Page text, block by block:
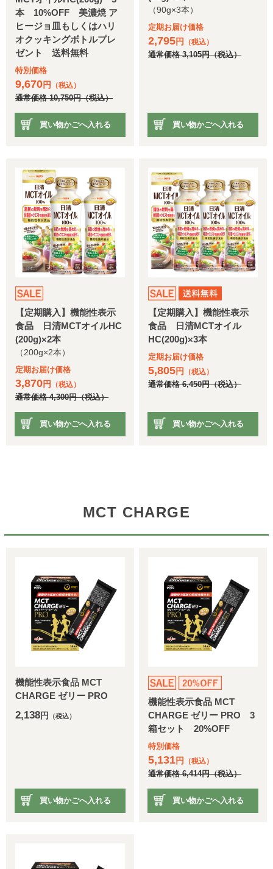
本 10%OFF 美濃焼 ア
ヒージョ皿もしくはハリ
オクッキングボトルプレ
ゼント 送料無料
特別価格
9,670円 （税込）
通常価格10,750円（税込）
買い物かごへ入れる
（90g×3本）
定期お届け価格
2,795円 （税込）
通常価格3,105円（税込）
買い物かごへ入れる
【定期購入】機能性表示
食品 日清MCTオイルHC
(200g)×2本
（200g×2本）
定期お届け価格
3,870円 （税込）
通常価格4,300円（税込）
買い物かごへ入れる
【定期購入】機能性表示
食品 日清MCTオイル
HC(200g)×3本
定期お届け価格
5,805円 （税込）
通常価格6,450円（税込）
買い物かごへ入れる
MCT CHARGE
機能性表示食品 MCT
CHARGE ゼリー PRO
2,138 円 （税込）
買い物かごへ入れる
機能性表示食品 MCT
CHARGE ゼリー PRO 3
箱セット 20%OFF
特別価格
5,131円 （税込）
通常価格6,414円（税込）
買い物かごへ入れる